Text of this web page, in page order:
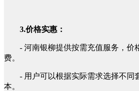
3.价格实惠：
- 河南银柳提供按需充值服务，价
费。
- 用户可以根据实际需求选择不同
本。